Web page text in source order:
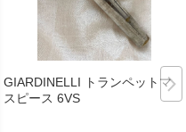
GIARDINELLI トランペットマウ
スピース 6VS